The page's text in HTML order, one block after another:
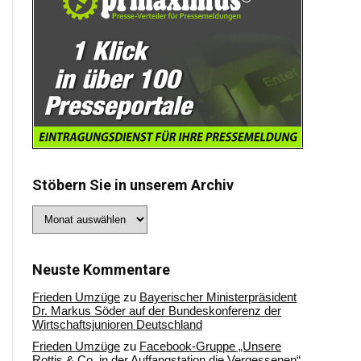
Stöbern Sie in unserem Archiv
Sie
Archiv
Neuste Kommentare
Frieden Umzüge zu Bayerischer Ministerpräsident
Dr. Markus Söder auf der Bundeskonferenz der
Wirtschaftsjunioren Deutschland
Frieden Umzüge zu Facebook-Gruppe „Unsere